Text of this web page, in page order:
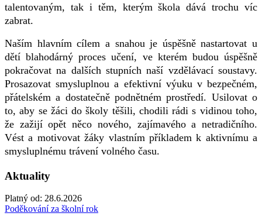
talentovaným, tak i těm, kterým škola dává trochu víc
zabrat.
Naším hlavním cílem a snahou je úspěšně nastartovat u
dětí blahodárný proces učení, ve kterém budou úspěšně
pokračovat na dalších stupních naší vzdělávací soustavy.
Prosazovat smysluplnou a efektivní výuku v bezpečném,
přátelském a dostatečně podnětném prostředí. Usilovat o
to, aby se žáci do školy těšili, chodili rádi s vidinou toho,
že zažijí opět něco nového, zajímavého a netradičního.
Vést a motivovat žáky vlastním příkladem k aktivnímu a
smysluplnému trávení volného času.
Aktuality
Platný od: 28.6.2026
Poděkování za školní rok